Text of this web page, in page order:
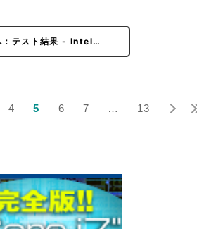
：テスト結果 - Intel…
4 5 6 7 … 13